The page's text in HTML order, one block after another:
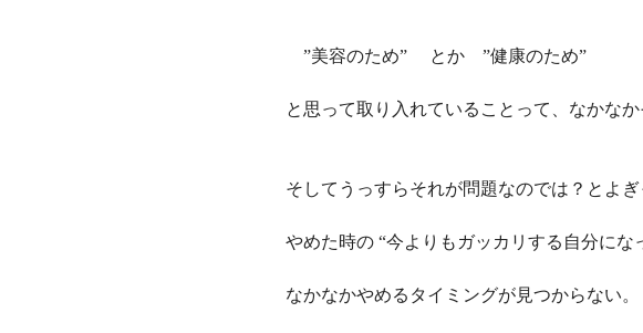
”美容のため”　 とか　”健康のため”
と思って取り入れていることって、なかな
そしてうっすらそれが問題なのでは？とよぎ
やめた時の “今よりもガッカリする自分にな
なかなかやめるタイミングが見つからない。